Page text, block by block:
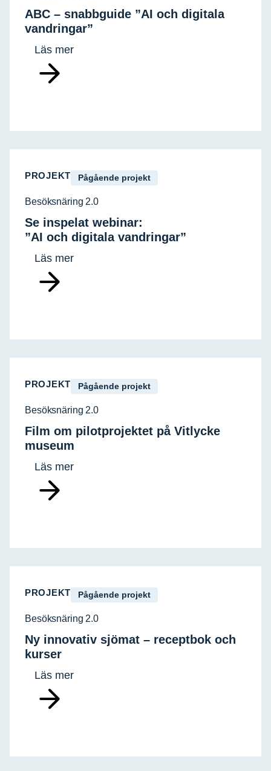
ABC – snabbguide ”AI och digitala
vandringar”
Läs mer
PROJEKT Pågående projekt
Besöksnäring 2.0
Se inspelat webinar:
”AI och digitala vandringar”
Läs mer
PROJEKT Pågående projekt
Besöksnäring 2.0
Film om pilotprojektet på Vitlycke
museum
Läs mer
PROJEKT Pågående projekt
Besöksnäring 2.0
Ny innovativ sjömat – receptbok och
kurser
Läs mer